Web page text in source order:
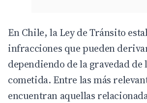
EnChile, la Ley de Tránsito
infracciones que pueden
dependiendo de la gravedad de
cometida. Entre las más
encuentran aquellas